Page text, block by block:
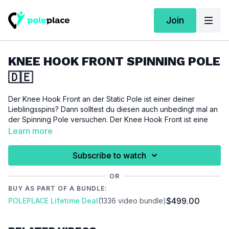
Join
KNEE HOOK FRONT SPINNING POLE
🇩🇪
Der Knee Hook Front an der Static Pole ist einer deiner
Lieblingsspins? Dann solltest du diesen auch unbedingt mal an
der Spinning Pole versuchen. Der Knee Hook Front ist eine
ideale Technik um mit der Spinning Pole zu starten, falls du
Für dieses Tutorial setzten wir denKnee Hook Front
Bitte achte darauf, dich vor der Ausübung dieses Tutorials
ausreichend aufzuwärmen um Verletzungen zu vermeiden und
Learn more
Subscribe to watch
OR
BUY AS PART OF A BUNDLE:
POLEPLACE Lifetime Deal(1336 video bundle)$499.00